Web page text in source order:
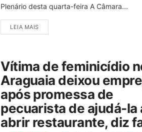
Plenário desta quarta-feira A Câmara...
LEIA MAIS
Vítima de feminicídio
Araguaia deixou
após promessa de
pecuarista de ajudá-la
abrir restaurante, diz